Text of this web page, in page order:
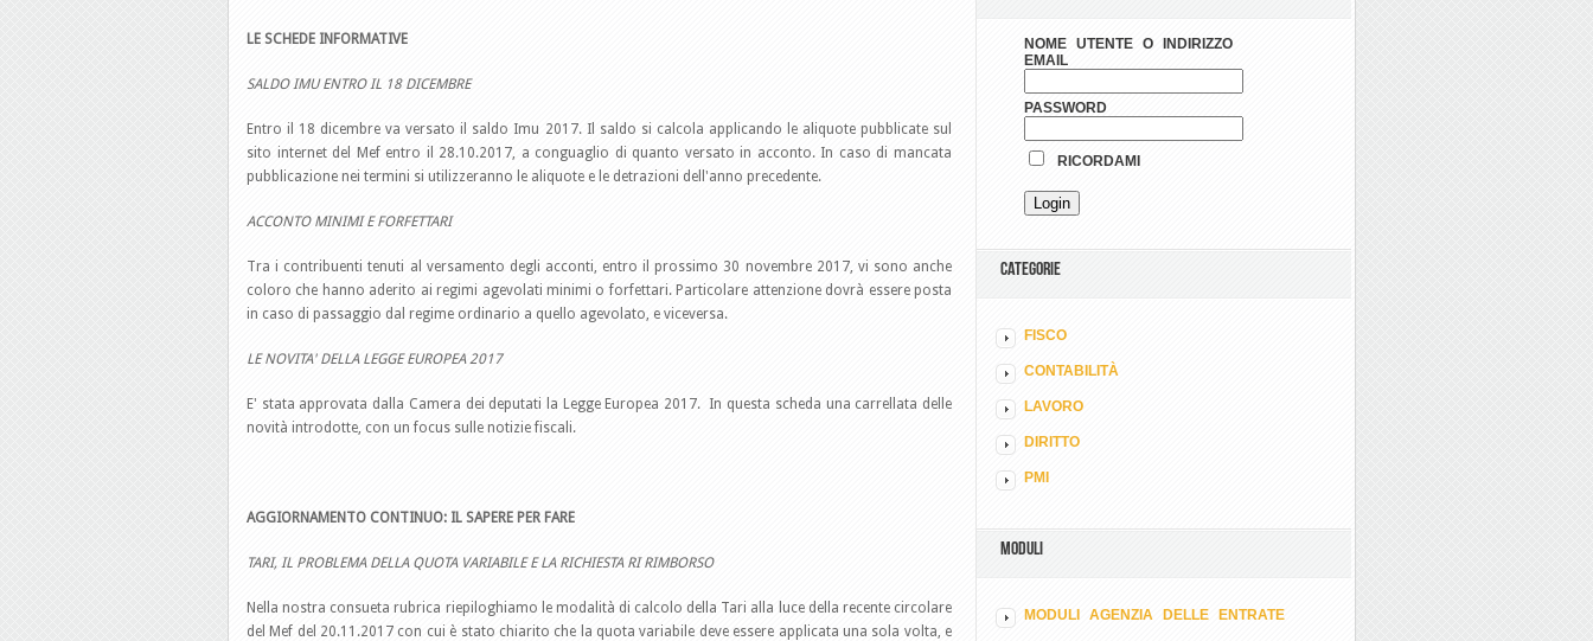
LE SCHEDE INFORMATIVE
SALDO IMU ENTRO IL 18 DICEMBRE
Entro il 18 dicembre va versato il saldo Imu 2017. Il saldo si calcola applicando le aliquote pubblicate sul
sito internet del Mef entro il 28.10.2017, a conguaglio di quanto versato in acconto. In caso di mancata
pubblicazione nei termini si utilizzeranno le aliquote e le detrazioni dell'anno precedente.
ACCONTO MINIMI E FORFETTARI
Tra i contribuenti tenuti al versamento degli acconti, entro il prossimo 30 novembre 2017, vi sono anche
coloro che hanno aderito ai regimi agevolati minimi o forfettari. Particolare attenzione dovrà essere posta
in caso di passaggio dal regime ordinario a quello agevolato, e viceversa.
LE NOVITA' DELLA LEGGE EUROPEA 2017
E' stata approvata dalla Camera dei deputati la Legge Europea 2017. In questa scheda una carrellata delle
novità introdotte, con un focus sulle notizie fiscali.
AGGIORNAMENTO CONTINUO: IL SAPERE PER FARE
TARI, IL PROBLEMA DELLA QUOTA VARIABILE E LA RICHIESTA RI RIMBORSO
Nella nostra consueta rubrica riepiloghiamo le modalità di calcolo della Tari alla luce della recente circolare
del Mef del 20.11.2017 con cui è stato chiarito che la quota variabile deve essere applicata una sola volta, e
NOME UTENTE O INDIRIZZO
EMAIL
PASSWORD
RICORDAMI
CATEGORIE
FISCO
CONTABILITÀ
LAVORO
DIRITTO
PMI
MODULI
MODULI AGENZIA DELLE ENTRATE